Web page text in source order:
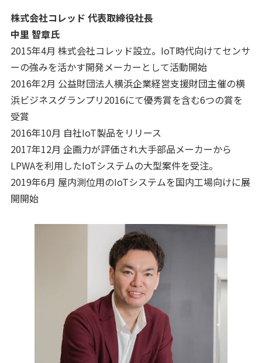
株式会社コレッド 代表取締役社長
中里 智章氏
2015年4月 株式会社コレッド設立。IoT時代向けてセンサ
ーの強みを活かす開発メーカーとして活動開始
2016年2月 公益財団法人横浜企業経営支援財団主催の横
浜ビジネスグランプリ2016にて優秀賞を含む6つの賞を
受賞
2016年10月 自社IoT製品をリリース
2017年12月 企画力が評価され大手部品メーカーから
LPWAを利用したIoTシステムの大型案件を受注。
2019年6月 屋内測位用のIoTシステムを国内工場向けに展
開開始